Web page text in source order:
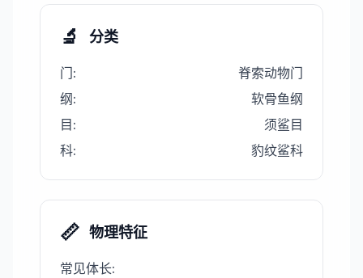
🔬 分类
门:
脊索动物门
纲:
软骨鱼纲
目 :
须鲨目
科: 豹纹鲨科
📏 物理特征
常见体长: